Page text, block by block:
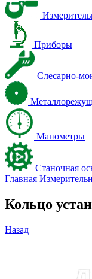
Приборы
Слесарно-
Манометры
Станочная
Главная
Кольцо
Назад